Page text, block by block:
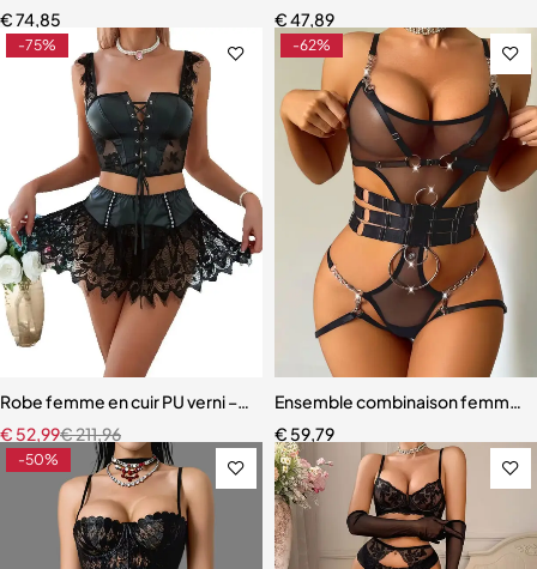
€74,85
€47,89
-75%
Robe femme en cuir PU verni – Dentelle à cils et détails à œillets
€211,96
€ 52,99
-62%
Ensemble combinaison femme
€ 59,79
-50%